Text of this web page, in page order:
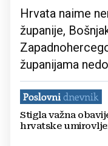
Hrvata naime
županije,
županijama
Stigla važna
hrvatske